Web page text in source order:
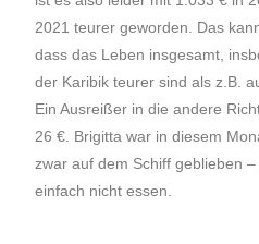
2021 teurer geworden. Das
dass das Leben insgesamt,
der Karibik teurer sind als z.B.
Ein Ausreißer in die andere
26 €. Brigitta war in diesem
zwar auf dem Schiff geblieben
einfach nicht essen.